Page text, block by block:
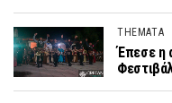
THEMATA
Έπεσε η